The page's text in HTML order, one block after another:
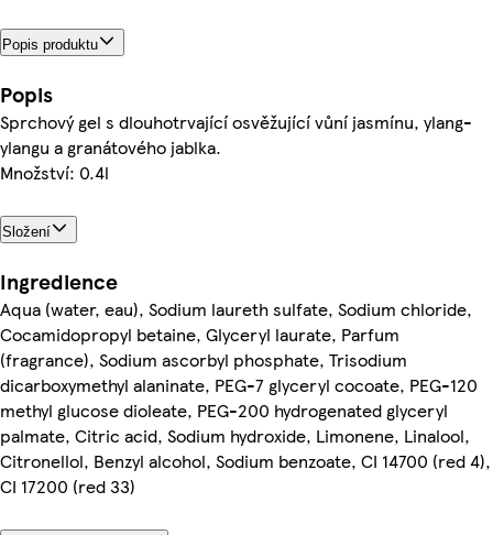
Popis produktu
Popis
Sprchový gel s dlouhotrvající osvěžující vůní jasmínu, ylang-
ylangu a granátového jablka.
Množství: 0.4l
Složení
Ingredience
Aqua (water, eau), Sodium laureth sulfate, Sodium chloride,
Cocamidopropyl betaine, Glyceryl laurate, Parfum
(fragrance), Sodium ascorbyl phosphate, Trisodium
dicarboxymethyl alaninate, PEG-7 glyceryl cocoate, PEG-120
methyl glucose dioleate, PEG-200 hydrogenated glyceryl
palmate, Citric acid, Sodium hydroxide, Limonene, Linalool,
Citronellol, Benzyl alcohol, Sodium benzoate, CI 14700 (red 4),
CI 17200 (red 33)